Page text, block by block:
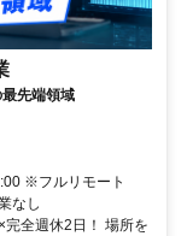
先端領域
※フルリモート
なし
全週休2日！ 場所を